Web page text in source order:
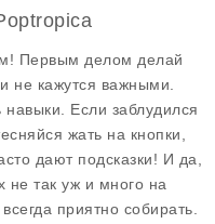
Первым делом делай
не кажутся важными.
Если заблудился
жать на кнопки,
дают подсказки! И да,
не так уж и много на
приятно собирать.